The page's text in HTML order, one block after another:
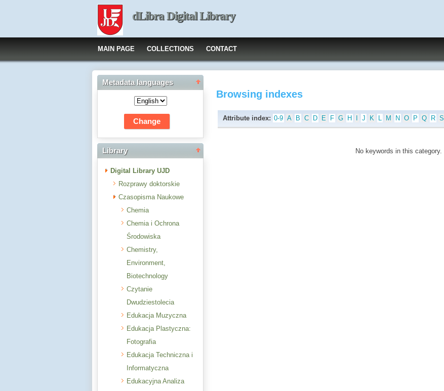
dLibra Digital Library
MAIN PAGE COLLECTIONS CONTACT
Metadata languages
Library
Digital Library UJD
Rozprawy doktorskie
Czasopisma Naukowe
Chemia
Chemia i Ochrona
Środowiska
Chemistry,
Environment,
Biotechnology
Czytanie
Dwudziestolecia
Edukacja Muzyczna
Edukacja Plastyczna:
Fotografia
Edukacja Techniczna i
Informatyczna
Edukacyjna Analiza
Browsing indexes
Attribute index: 0-9 A B C D E F G H J K L M N O P Q R S
No keywords in this category.